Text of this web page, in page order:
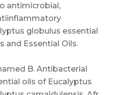
antimicrobial,
globulus essential
and Essential Oils.
B. Antibacterial
oils of Eucalyptus